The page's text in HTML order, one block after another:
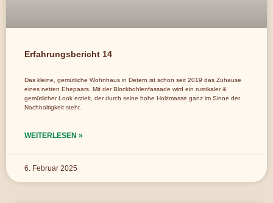
Erfahrungsbericht 14
Das kleine, gemütliche Wohnhaus in Detern ist schon seit 2019 das Zuhause
eines netten Ehepaars. Mit der Blockbohlenfassade wird ein rustikaler &
gemütlicher Look erzielt, der durch seine hohe Holzmasse ganz im Sinne der
Nachhaltigkeit steht.
WEITERLESEN »
6. Februar 2025